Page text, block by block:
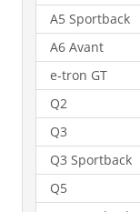
A5 Sportback
A6 Avant
e-tron GT
Q2
Q3
Q3 Sportback
Q5